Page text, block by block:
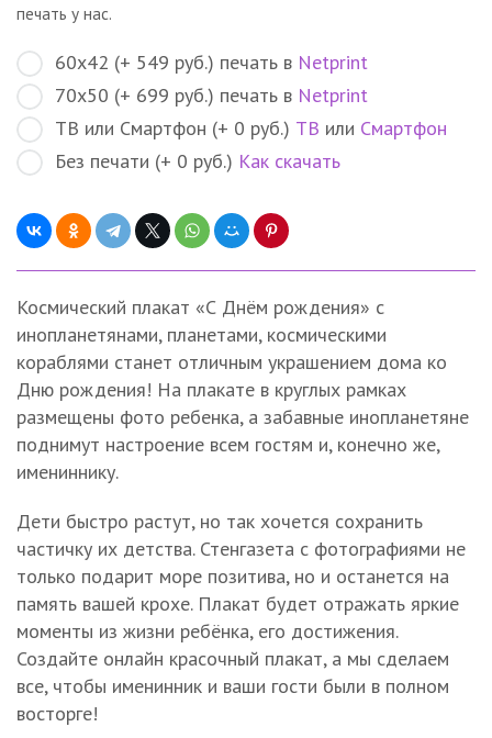
печать у нас.
60х42 (+ 549 руб.) печать в Netprint
70х50 (+ 699 руб.) печать в Netprint
ТВ или Смартфон (+ 0 руб.) ТВ или Смартфон
Без печати (+ 0 руб.) Как скачать
Космический плакат «С Днём рождения» с
инопланетянами, планетами, космическими
кораблями станет отличным украшением дома ко
Дню рождения! На плакате в круглых рамках
размещены фото ребенка, а забавные инопланетяне
поднимут настроение всем гостям и, конечно же,
имениннику.
Дети быстро растут, но так хочется сохранить
частичку их детства. Стенгазета с фотографиями не
только подарит море позитива, но и останется на
память вашей крохе. Плакат будет отражать яркие
моменты из жизни ребёнка, его достижения.
Создайте онлайн красочный плакат, а мы сделаем
все, чтобы именинник и ваши гости были в полном
восторге!